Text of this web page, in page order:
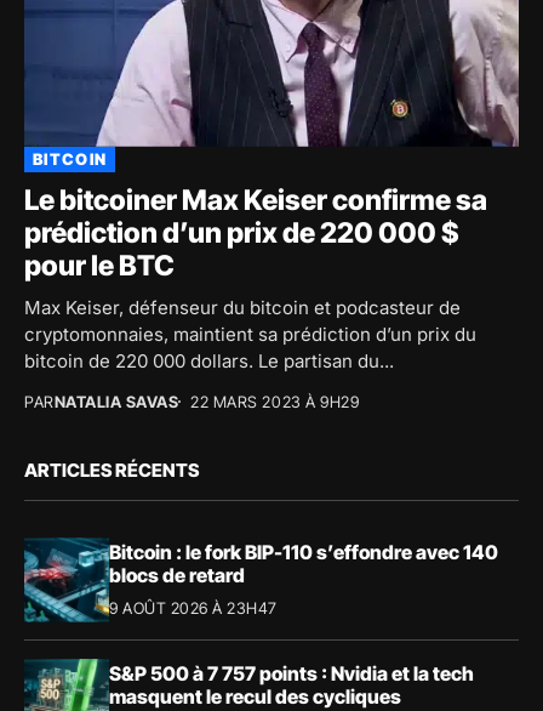
BITCOIN
Le bitcoiner Max Keiser confirme sa
prédiction d’un prix de 220 000 $
pour le BTC
Max Keiser, défenseur du bitcoin et podcasteur de
cryptomonnaies, maintient sa prédiction d’un prix du
bitcoin de 220 000 dollars. Le partisan du...
PARNATALIA SAVAS 22 MARS 2023 À 9H29
ARTICLES RÉCENTS
Bitcoin : le fork BIP-110 s’effondre avec 140
blocs de retard
9 AOÛT 2026 À 23H47
S&P 500 à 7 757 points : Nvidia et la tech
masquent le recul des cycliques